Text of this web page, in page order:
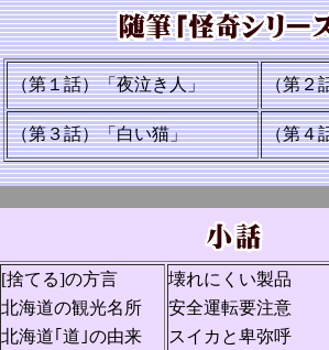
（第１話）「夜泣き人」 （第２
（第３話）「白い猫」 （第４
[捨てる]の方言
北海道の観光名所
北海道｢道｣の由来
壊れにくい製品
安全運転要注意
スイカと卑弥呼